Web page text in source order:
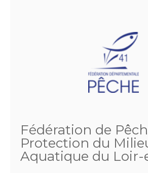
Fédération de
Protection du
Aquatique du Loir-